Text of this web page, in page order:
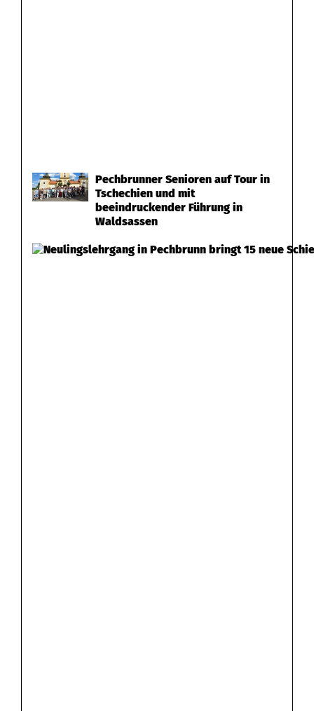
Pechbrunner Senioren auf Tour in
Tschechien und mit
beeindruckender Führung in
Waldsassen